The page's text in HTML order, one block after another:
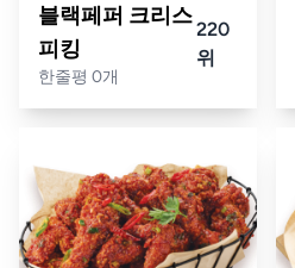
블랙페퍼 크리스
피킹
한줄평 0개
220
위